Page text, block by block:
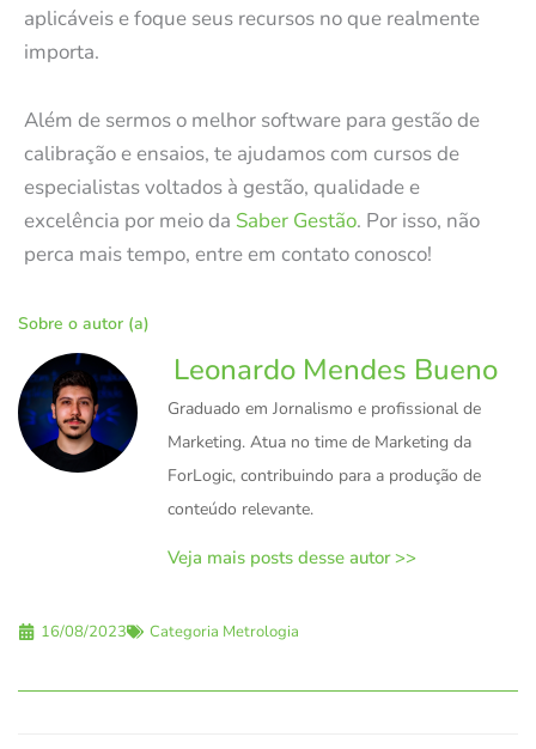
aplicáveis e foque seus recursos no que realmente
importa.
Além de sermos o melhor software para gestão de
calibração e ensaios, te ajudamos com cursos de
especialistas voltados à gestão, qualidade e
excelência por meio da Saber Gestão. Por isso, não
perca mais tempo, entre em contato conosco!
Sobre o autor (a)
Leonardo Mendes Bueno
Graduado em Jornalismo e profissional de
Marketing. Atua no time de Marketing da
ForLogic, contribuindo para a produção de
conteúdo relevante.
Veja mais posts desse autor >>
16/08/2023 Categoria Metrologia